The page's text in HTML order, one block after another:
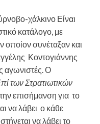
χάλκινο Είναι
κατάλογο, με
οποίον συνέταξαν και
Κοντογιάννης
αγωνιστές. Ο
των Στρατιωτικών
επισήμανση για το
να λάβει ο κάθε
να λάβει το